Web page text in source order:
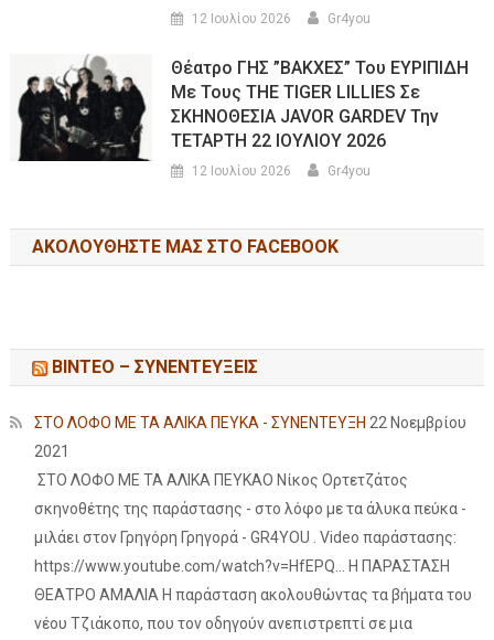
12 Ιουλίου 2026 Gr4you
Θέατρο ΓΗΣ ”ΒΑΚΧΕΣ” Του ΕΥΡΙΠΙΔΗ
Με Τους THE TIGER LILLIES Σε
ΣΚΗΝΟΘΕΣΙΑ JAVOR GARDEV Την
ΤΕΤΑΡΤΗ 22 ΙΟΥΛΙΟΥ 2026
12 Ιουλίου 2026 Gr4you
ΑΚΟΛΟΥΘΉΣΤΕ ΜΑΣ ΣΤΟ FACEBOOK
ΒΙΝΤΕΟ – ΣΥΝΕΝΤΕΥΞΕΙΣ
ΣΤΟ ΛΟΦΟ ΜΕ ΤΑ ΑΛΙΚΑ ΠΕΥΚΑ - ΣΥΝΕΝΤΕΥΞΗ 22 Νοεμβρίου
2021
ΣΤΟ ΛΟΦΟ ΜΕ ΤΑ ΑΛΙΚΑ ΠΕΥΚΑΟ Νίκος Ορτετζάτος
σκηνοθέτης της παράστασης - στο λόφο με τα άλυκα πεύκα -
μιλάει στον Γρηγόρη Γρηγορά - GR4YOU . Video παράστασης:
https://www.youtube.com/watch?v=HfEPQ... Η ΠΑΡΑΣΤΑΣΗ
ΘΕΑΤΡΟ ΑΜΑΛΙΑ Η παράσταση ακολουθώντας τα βήματα του
νέου Τζιάκοπο, που τον οδηγούν ανεπιστρεπτί σε μια